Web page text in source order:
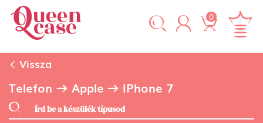
0
Vissza
Telefon Apple IPhone 7